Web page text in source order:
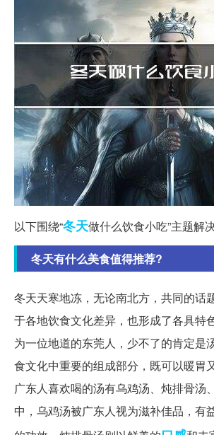
以下围绕“冬天做什么饮食小吃”主题解
冬天有什么美食值得推荐?
冬天天寒地冻，无论南北方，共同的话
于各地饮食文化差异，也形成了各具特
为一位地道的东莞人，少不了的肯定是
食文化中重要的组成部分，既可以暖胃
广东人喜欢喝的汤有乌鸡汤、炖排骨汤
中，乌鸡汤被广东人视为滋补佳品，有